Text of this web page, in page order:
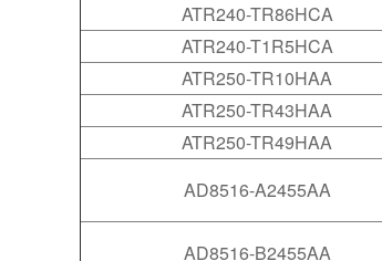
ATR240-TR86HCA
ATR240-T1R5HCA
ATR250-TR10HAA
ATR250-TR43HAA
ATR250-TR49HAA
AD8516-A2455AA
AD8516-B2455AA